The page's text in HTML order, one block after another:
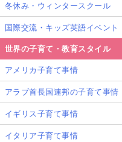
冬休み・ウィンタースクール
国際交流・キッズ英語イベント
世界の子育て・教育スタイル
アメリカ子育て事情
アラブ首長国連邦の子育て事情
イギリス子育て事情
イタリア子育て事情